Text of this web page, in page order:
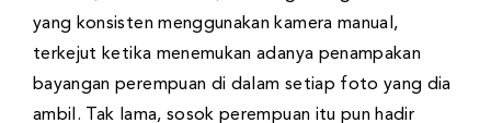
yang konsisten menggunakan kamera manual,
terkejut ketika menemukan adanya penampakan
bayangan perempuan di dalam setiap foto yang dia
ambil. Tak lama, sosok perempuan itu pun hadir